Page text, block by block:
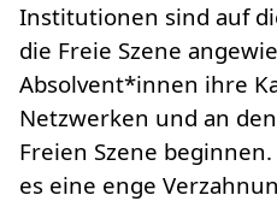
Institutionen sind auf
die Freie Szene
Absolvent*innen ihre
Netzwerken und an
Freien Szene
es eine enge